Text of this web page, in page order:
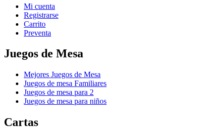
Mi cuenta
Registrarse
Carrito
Preventa
Juegos de Mesa
Mejores Juegos de Mesa
Juegos de mesa Familiares
Juegos de mesa para 2
Juegos de mesa para niños
Cartas